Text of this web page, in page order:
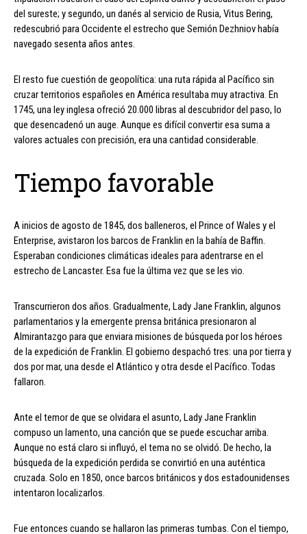
del sureste; y segundo, un danés al servicio de Rusia, Vitus Bering,
redescubrió para Occidente el estrecho que Semión Dezhniov había
navegado sesenta años antes.
El resto fue cuestión de geopolítica: una ruta rápida al Pacífico sin
cruzar territorios españoles en América resultaba muy atractiva. En
1745, una ley inglesa ofreció 20.000 libras al descubridor del paso, lo
que desencadenó un auge. Aunque es difícil convertir esa suma a
valores actuales con precisión, era una cantidad considerable.
Tiempo favorable
A inicios de agosto de 1845, dos balleneros, el Prince of Wales y el
Enterprise, avistaron los barcos de Franklin en la bahía de Baffin.
Esperaban condiciones climáticas ideales para adentrarse en el
estrecho de Lancaster. Esa fue la última vez que se les vio.
Transcurrieron dos años. Gradualmente, Lady Jane Franklin, algunos
parlamentarios y la emergente prensa británica presionaron al
Almirantazgo para que enviara misiones de búsqueda por los héroes
de la expedición de Franklin. El gobierno despachó tres: una por tierra y
dos por mar, una desde el Atlántico y otra desde el Pacífico. Todas
fallaron.
Ante el temor de que se olvidara el asunto, Lady Jane Franklin
compuso un lamento, una canción que se puede escuchar arriba.
Aunque no está claro si influyó, el tema no se olvidó. De hecho, la
búsqueda de la expedición perdida se convirtió en una auténtica
cruzada. Solo en 1850, once barcos británicos y dos estadounidenses
intentaron localizarlos.
Fue entonces cuando se hallaron las primeras tumbas. Con el tiempo,